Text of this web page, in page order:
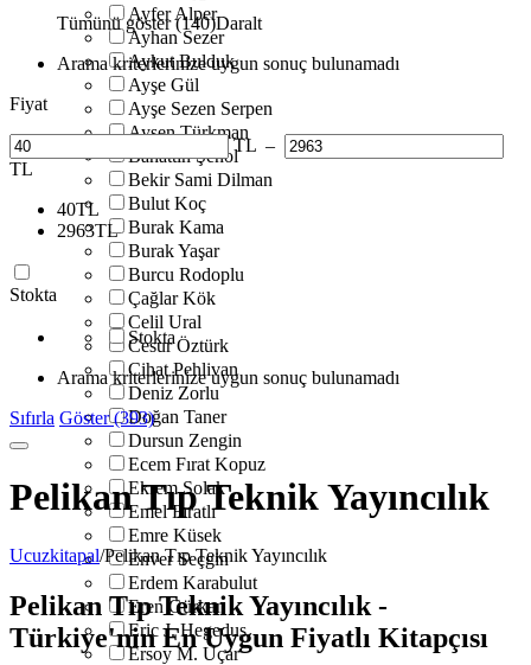
Ayfer Alper
Ayhan Sezer
Aykut Bulduk
Ayşe Gül
Ayşe Sezen Serpen
Ayşen Türkman
Bahattin Şenol
Bekir Sami Dilman
Bulut Koç
Burak Kama
Burak Yaşar
Burcu Rodoplu
Çağlar Kök
Celil Ural
Cesur Öztürk
Cihat Pehlivan
Deniz Zorlu
Doğan Taner
Dursun Zengin
Ecem Fırat Kopuz
Ekrem Solak
Emel Fıratlı
Emre Küsek
Enver Seçgin
Erdem Karabulut
Eren Gürkan
Eric J. Hegedus
Ersoy M. Uçar
Tümünü göster (140)Daralt
Arama kriterlerinize uygun sonuç bulunamadı
Fiyat
TL –
TL
40TL
2963TL
Stokta
Stokta
Arama kriterlerinize uygun sonuç bulunamadı
Sıfırla Göster (393)
Pelikan Tıp Teknik Yayıncılık
Ucuzkitapal/Pelikan Tıp Teknik Yayıncılık
Pelikan Tıp Teknik Yayıncılık -
Türkiye'nin En Uygun Fiyatlı Kitapçısı